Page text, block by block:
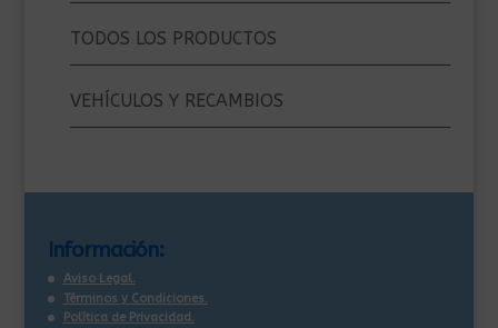
TODOS LOS PRODUCTOS
VEHÍCULOS Y RECAMBIOS
Información:
Aviso Legal.
Términos y Condiciones.
Política de Privacidad.